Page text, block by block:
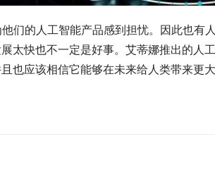
们的人工智能产品感到担忧。因此也有
太快也不一定是好事。艾蒂娜推出的人
也应该相信它能够在未来给人类带来更大